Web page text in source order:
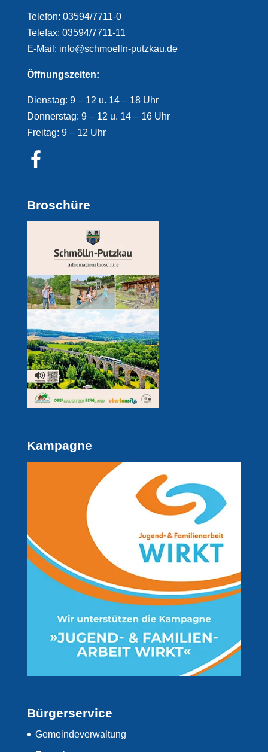
Telefon: 03594/7711-0
Telefax: 03594/7711-11
E-Mail: info@schmoelln-putzkau.de
Öffnungszeiten:
Dienstag: 9 – 12 u. 14 – 18 Uhr
Donnerstag: 9 – 12 u. 14 – 16 Uhr
Freitag: 9 – 12 Uhr
Broschüre
Kampagne
Bürgerservice
Gemeindeverwaltung